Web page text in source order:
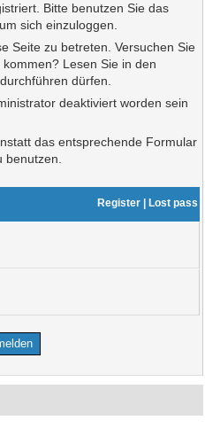
Bitte benutzen Sie das
sich einzuloggen.
Seite zu betreten. Versuchen Sie
Lesen Sie in den
dürfen.
deaktiviert worden sein
das entsprechende Formular
Register| Lost pass